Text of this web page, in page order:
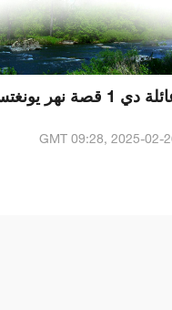
دي 1 قصة نهر يونغتسوي
GMT 09:28, 2025-02-